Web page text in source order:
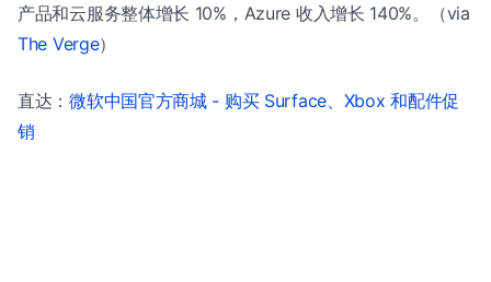
产品和云服务整体增长 10%，Azure 收入增长 140%。（via
The Verge）
直达：微软中国官方商城 - 购买 Surface、Xbox 和配件促
销